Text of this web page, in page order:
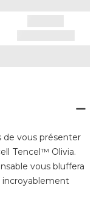
de vous présenter
Tencel™ Olivia.
vous bluffera
incroyablement